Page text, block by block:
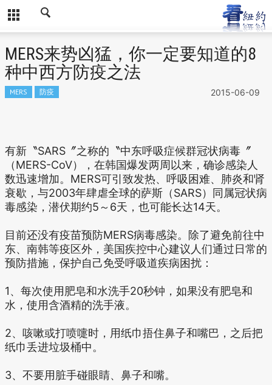
MERS来势凶猛，你一定要知道的8
种中西方防疫之法
2015-06-09
MERS 防疫
有新〝SARS〞之称的〝中东呼吸症候群冠状病毒〞
（MERS-CoV），在韩国爆发两周以来，确诊感染人
数迅速增加。MERS可引致发热、呼吸困难、肺炎和肾
衰歇，与2003年肆虐全球的萨斯（SARS）同属冠状病
毒感染，潜伏期约5～6天，也可能长达14天。
目前还没有疫苗预防MERS病毒感染。除了避免前往中
东、南韩等疫区外，美国疾控中心建议人们通过日常的
预防措施，保护自己免受呼吸道疾病困扰：
1、每次使用肥皂和水洗手20秒钟，如果没有肥皂和
水，使用含酒精的洗手液。
2、咳嗽或打喷嚏时，用纸巾捂住鼻子和嘴巴，之后把
纸巾丢进垃圾桶中。
3、不要用脏手碰眼睛、鼻子和嘴。